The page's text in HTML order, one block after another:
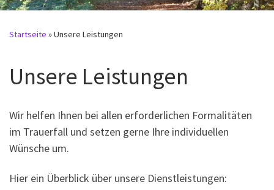
Startseite »Unsere Leistungen
Unsere Leistungen
Wir helfen Ihnen bei allen erforderlichen Formalitäten
im Trauerfall und setzen gerne Ihre individuellen
Wünsche um.
Hier ein Überblick über unsere Dienstleistungen: